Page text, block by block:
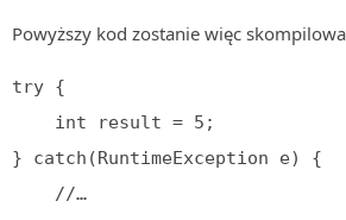
Powyższy kod zostanie więc
try {
} catch(RuntimeException e) {